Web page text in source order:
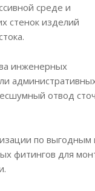
среде и
стенок изделий
инженерных
отвод
по
фитингов для